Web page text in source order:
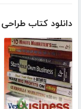
دانلود کتاب